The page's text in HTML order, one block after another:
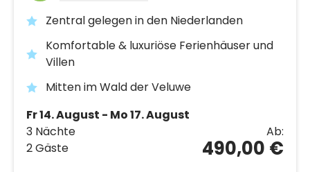
Zentral gelegen in den Niederlanden
Komfortable & luxuriöse Ferienhäuser und
Villen
Mitten im Wald der Veluwe
Fr 14. August - Mo 17. August
3 Nächte
2 Gäste
Ab:
490,00 €